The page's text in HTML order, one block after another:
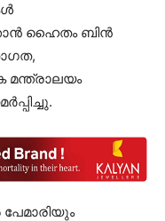
ഹൈതം ബിൻ
മന്ത്രാലയം